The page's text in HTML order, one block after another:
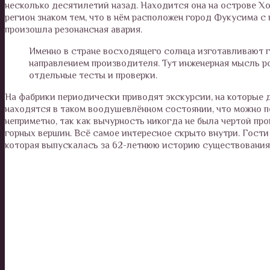
несколько десятилетий назад. Находится она на острове
регион знаком тем, что в нём расположен город Фукусима
произошла резонансная авария.
Именно в стране восходящего солнца изготавливают
направлением производителя. Тут инженерная
отдельные тесты и проверки.
На фабрики периодически приводят экскурсии, на
находятся в таком воодушевлённом состоянии, что можно
неприметно, так как вычурность никогда не была чертой
горных вершин. Всё самое интересное скрыто внутри.
которая выпускалась за 62-летнюю историю